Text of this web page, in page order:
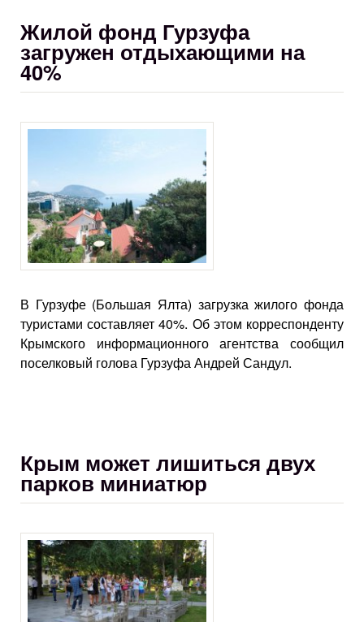
Жилой фонд Гурзуфа
загружен отдыхающими на
40%
В Гурзуфе (Большая Ялта) загрузка жилого фонда
туристами составляет 40%. Об этом корреспонденту
Крымского информационного агентства сообщил
поселковый голова Гурзуфа Андрей Сандул.
Крым может лишиться двух
парков миниатюр